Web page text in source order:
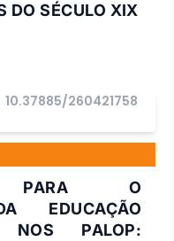
DO SÉCULO XIX
10.37885/260421758
PARA O
EDUCAÇÃO
NOS PALOP: